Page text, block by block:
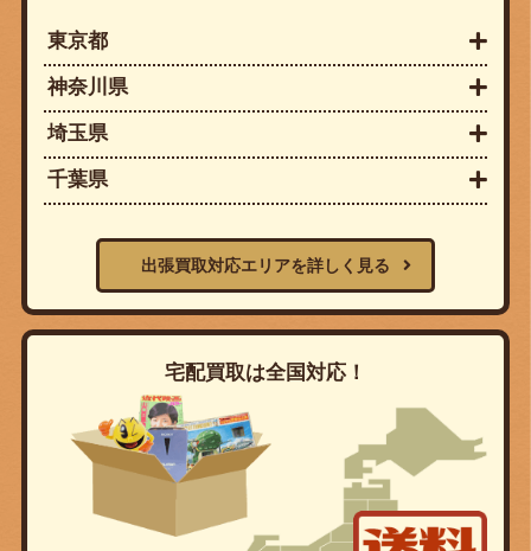
東京都
神奈川県
埼玉県
千葉県
出張買取対応エリアを詳しく見る
宅配買取は全国対応！